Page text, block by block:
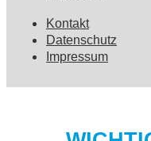
Kontakt
Datenschutz
Impressum